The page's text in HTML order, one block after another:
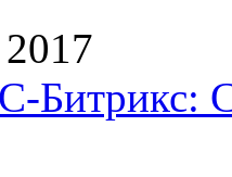
Битрикс: